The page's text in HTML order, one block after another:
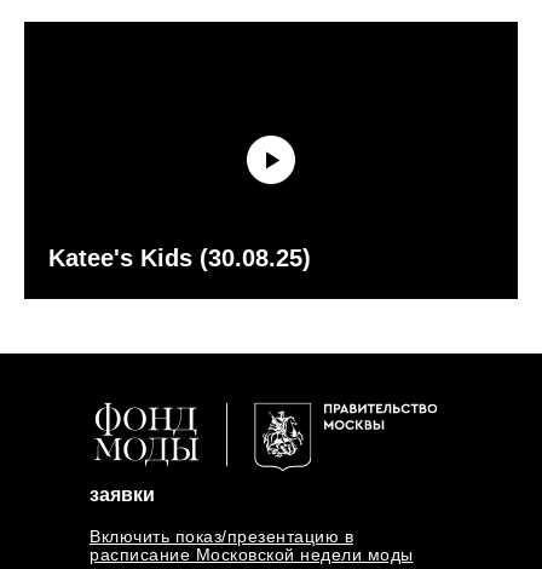
Katee's Kids (30.08.25)
заявки
Включить показ/презентацию в
расписание Московской недели моды